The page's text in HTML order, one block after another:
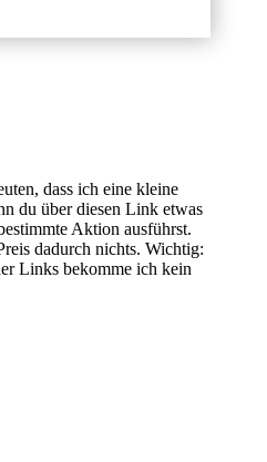
dass ich eine kleine
du über diesen Link etwas
Aktion ausführst.
dadurch nichts. Wichtig:
Links bekomme ich kein